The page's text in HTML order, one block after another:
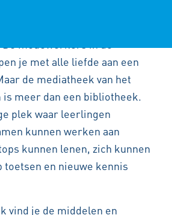
kun je terecht voor een mooi
je met alle liefde aan een
de mediatheek van het
is meer dan een bibliotheek.
plek waar leerlingen
kunnen werken aan
kunnen lenen, zich kunnen
toetsen en nieuwe kennis
vind je de middelen en